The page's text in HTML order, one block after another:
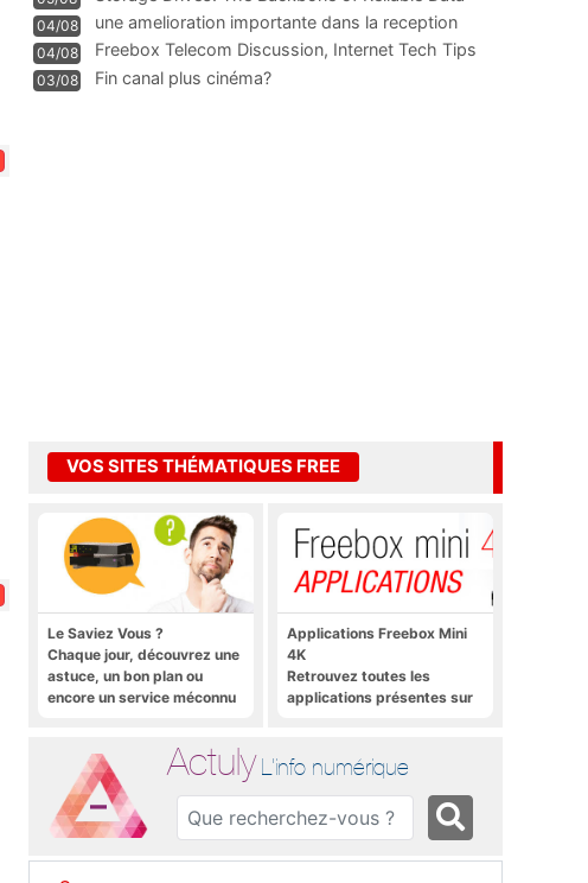
Management
04/08
une amelioration importante dans la reception
WIFI
04/08
Freebox Telecom Discussion, Internet Tech Tips
Communi
03/08 Fin canal plus cinéma?
VOS SITES THÉMATIQUES FREE
Le Saviez Vous ?
Chaque jour, découvrez une
astuce, un bon plan ou
encore un service méconnu
Applications Freebox Mini
4K
Retrouvez toutes les
applications présentes sur
Actuly L'info numérique